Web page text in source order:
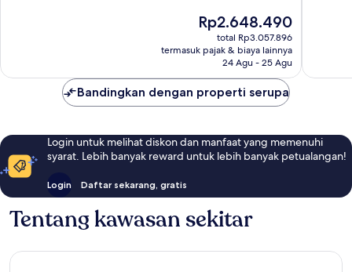
Harga
sekarang
Rp2.648.490
Rp2.648.490
total Rp3.057.896
termasuk pajak & biaya lainnya
24 Agu - 25 Agu
Bandingkan dengan properti serupa
Login untuk melihat diskon dan manfaat yang memenuhi
syarat. Lebih banyak reward untuk lebih banyak petualangan!
Login Daftar sekarang, gratis
Tentang kawasan sekitar